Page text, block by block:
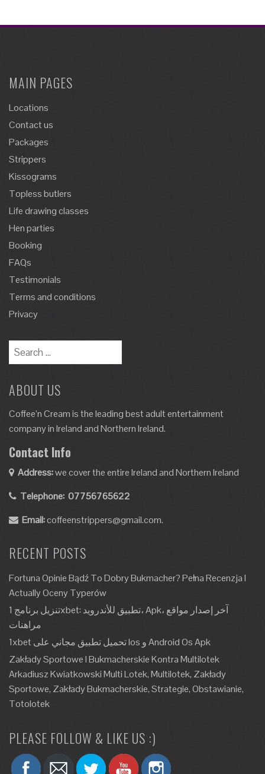
MAIN PAGES
Locations
Contact us
Packages
Strippers
Kissograms
Topless butlers
Life drawing classes
Hen parties
Booking
FAQs
Testimonials
Terms and conditions
Privacy
Search
for:
ABOUT US
Coffee’n Cream is the leading best adult entertainment
company in Ireland and Northern Ireland.
Contact Info
Address:we cover the entire Ireland and Northern Ireland
Telephone: 07756765622
Email:coffeenstrippers@gmail.com.
RECENT POSTS
Fortuna Opinie Bądź To Dobry Bukmacher? Pełna Recenzja I
Actually Oceny Typerów
تنزيل برنامج 1xbet: تطبيق للأندرويد، Apk، آخر إصدار مواقع
مراهنات
1xbet تحميل تطبيق مجاني على Ios و Android Os Apk
Zakłady Sportowe I Bukmacherskie Kontra Multilotek
Arkadiusz Kwiatkowski Multi Lotek, Multilotek, Zakłady
Sportowe, Zakłady Bukmacherskie, Strategie, Obstawianie,
Totolotek
PLEASE FOLLOW & LIKE US :)